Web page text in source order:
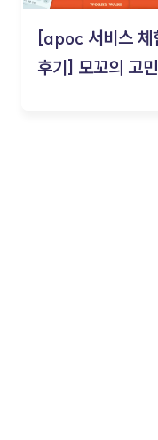
[apoc 서비스 체
후기] 모꼬의 고